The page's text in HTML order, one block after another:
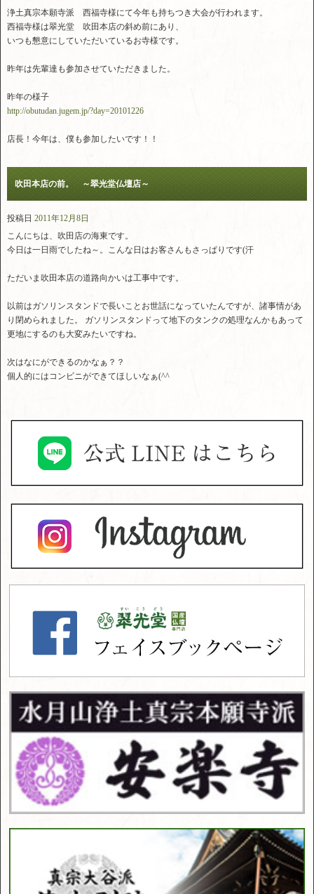
浄土真宗本願寺派 西福寺様にて今年も持ちつき大会が行われます。
西福寺様は翠光堂 吹田本店の斜め前にあり、
いつも懇意にしていただいているお寺様です。
昨年は先輩達も参加させていただきました。
昨年の様子
http://obutudan.jugem.jp/?day=20101226
店長！今年は、僕も参加したいです！！
吹田本店の前。 ～翠光堂仏壇店～
投稿日 2011年12月8日
こんにちは、吹田店の海東です。
今日は一日雨でしたね～。こんな日はお客さんもさっぱりです(汗
ただいま吹田本店の道路向かいは工事中です。
以前はガソリンスタンドで長いことお世話になっていたんですが、諸事情があ
り閉められました。 ガソリンスタンドって地下のタンクの処理なんかもあって
更地にするのも大変みたいですね。
次はなにができるのかなぁ？？
個人的にはコンビニができてほしいなぁ(^^